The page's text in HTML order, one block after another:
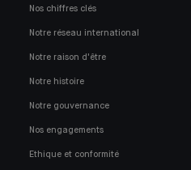
Nos chiffres clés
Notre réseau international
Notre raison d'être
Notre histoire
Notre gouvernance
Nos engagements
Ethique et conformité